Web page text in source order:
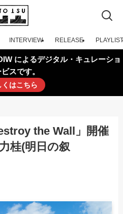
INTERVIEW RELEASE PLAYLIST
によるデジタル・キュレーショ
スです。
くはこちら
the Wall」開催
桂(明日の叙